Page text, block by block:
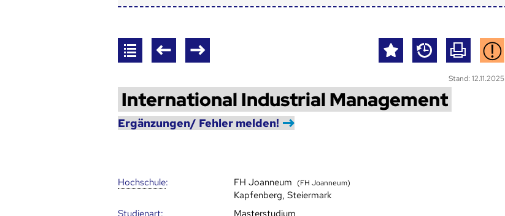
Stand: 12.11.2025
International Industrial Management
Ergänzungen/ Fehler melden!
Hoch­schule: FH Joanneum (FH Joanneum)
Kapfenberg, Steiermark